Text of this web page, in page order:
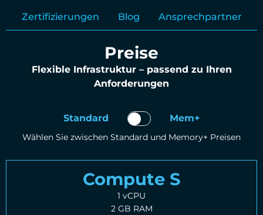
Zertifizierungen Blog Ansprechpartner
Preise
Flexible Infrastruktur – passend zu Ihren
Anforderungen
Standard Mem+
Wählen Sie zwischen Standard und Memory+ Preisen
Compute S
1 vCPU
2 GB RAM